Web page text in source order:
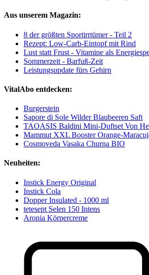
Aus unserem Magazin:
8 der größten Sportirrtümer - Teil 2
Rezept: Low-Carb-Eintopf mit Rind
Lust statt Frust - Vitamine als
Sommerzeit - Barfuß-Zeit
Leistungsupdate fürs Gehirn
VitalAbo entdecken:
Burgerstein
Sapore di Sole Wilder Blaubeeren Saft
TAOASIS Baldini Mini-Duftset Von
Mammut XXL Booster Orange-
Cosmoveda Vasaka Churna BIO
Neuheiten:
Instick Energy Original
Instick Cola
Dopper Insulated - 1000 ml
tetesept Selen 150 Intens
Aronia Körpercreme